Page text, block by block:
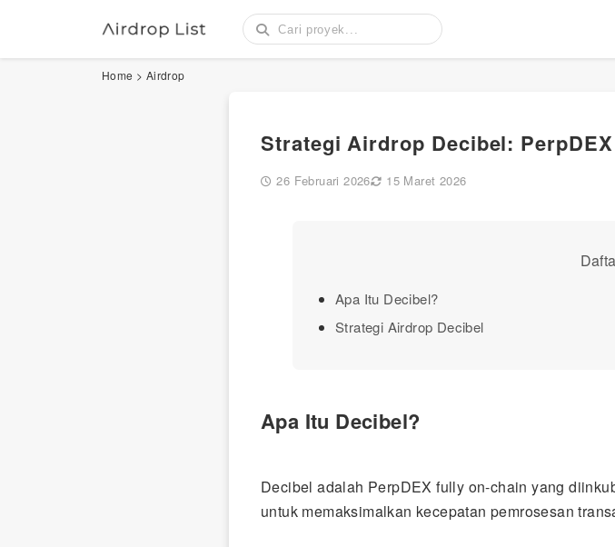
Home > Airdrop
Strategi Airdrop Decibel:
26 Februari 2026 15 Maret 2026
Apa Itu Decibel?
Strategi Airdrop Decibel
Apa Itu Decibel?
Decibel adalah PerpDEX fully on-chain yang
untuk memaksimalkan kecepatan pemrosesan